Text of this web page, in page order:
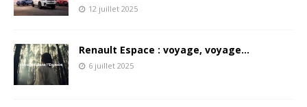
12 juillet 2025
Renault Espace : voyage, voyage…
6 juillet 2025